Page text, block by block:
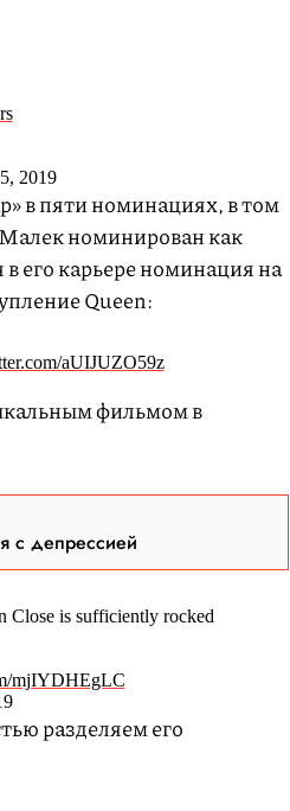
2019
в пяти номинациях, в том
номинирован как
его карьере номинация на
Queen:
aUIJUZO59z
фильмом в
с депрессией
Close is sufficiently rocked
mjIYDHEgLC
разделяем его